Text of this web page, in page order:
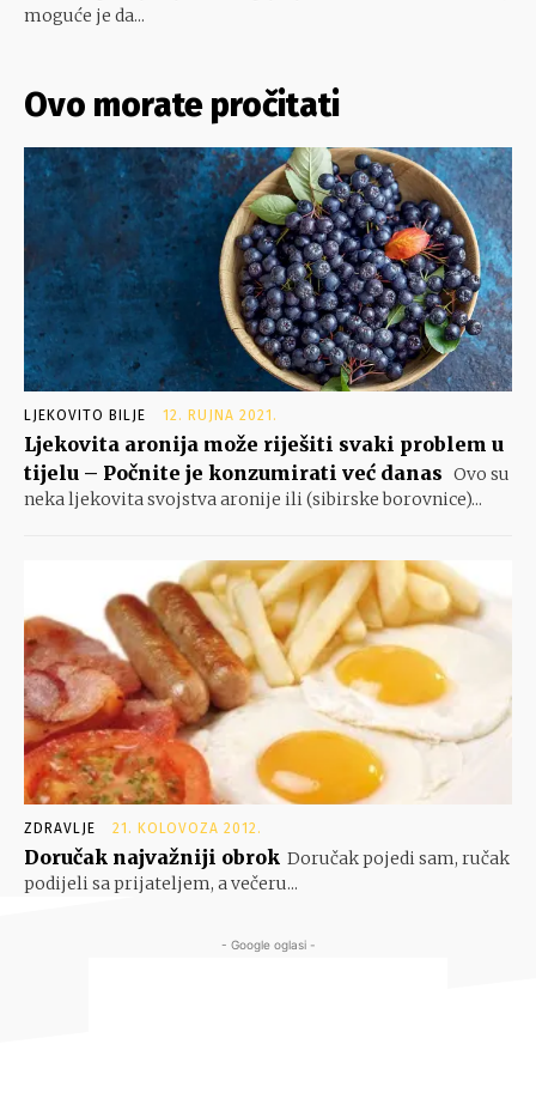
moguće je da...
Ovo morate pročitati
LJEKOVITO BILJE 12. RUJNA 2021.
Ljekovita aronija može riješiti svaki problem u
tijelu – Počnite je konzumirati već danas Ovo su
neka ljekovita svojstva aronije ili (sibirske borovnice)...
ZDRAVLJE 21. KOLOVOZA 2012.
Doručak najvažniji obrok Doručak pojedi sam, ručak
podijeli sa prijateljem, a večeru...
- Google oglasi -